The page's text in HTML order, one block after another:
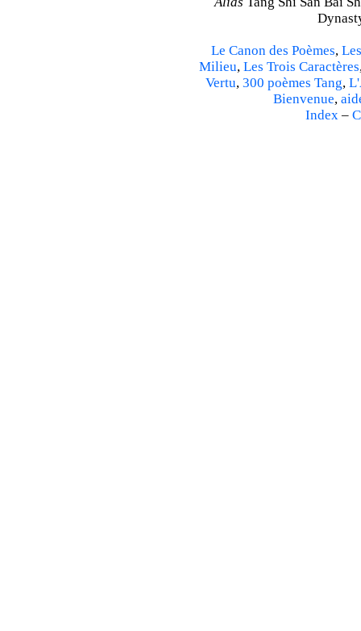
Le Canon des Poèmes,
Milieu, Les Trois Caractères
Vertu, 300 poèmes Tang,
Bienvenue,
Index –